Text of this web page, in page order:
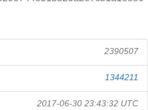
2390507
1344211
2017-06-30 23:43:32 UTC